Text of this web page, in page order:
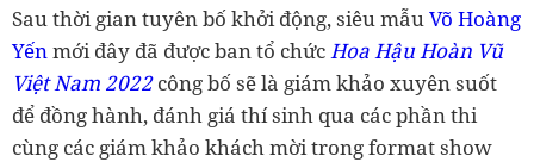
Sau thời gian tuyên bố khởi động, siêu mẫuVõ Hoàng
Yếnmới đây đã được ban tổ chứcHoa Hậu Hoàn Vũ
Việt Nam 2022công bố sẽ là giám khảo xuyên suốt
để đồng hành, đánh giá thí sinh qua các phần thi
cùng các giám khảo khách mời trong format show